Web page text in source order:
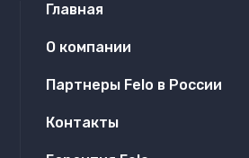
Главная
О компании
Партнеры Felo в России
Контакты